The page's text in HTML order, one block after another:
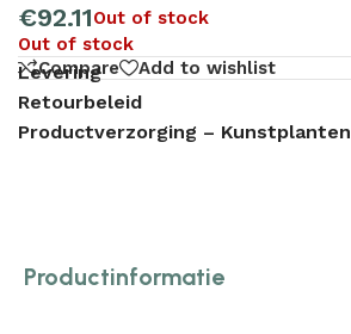
€92.11Out of stock
Out of stock
Compare
Add to wishlist
Levering
Retourbeleid
Productverzorging – Kunstplanten
Productinformatie